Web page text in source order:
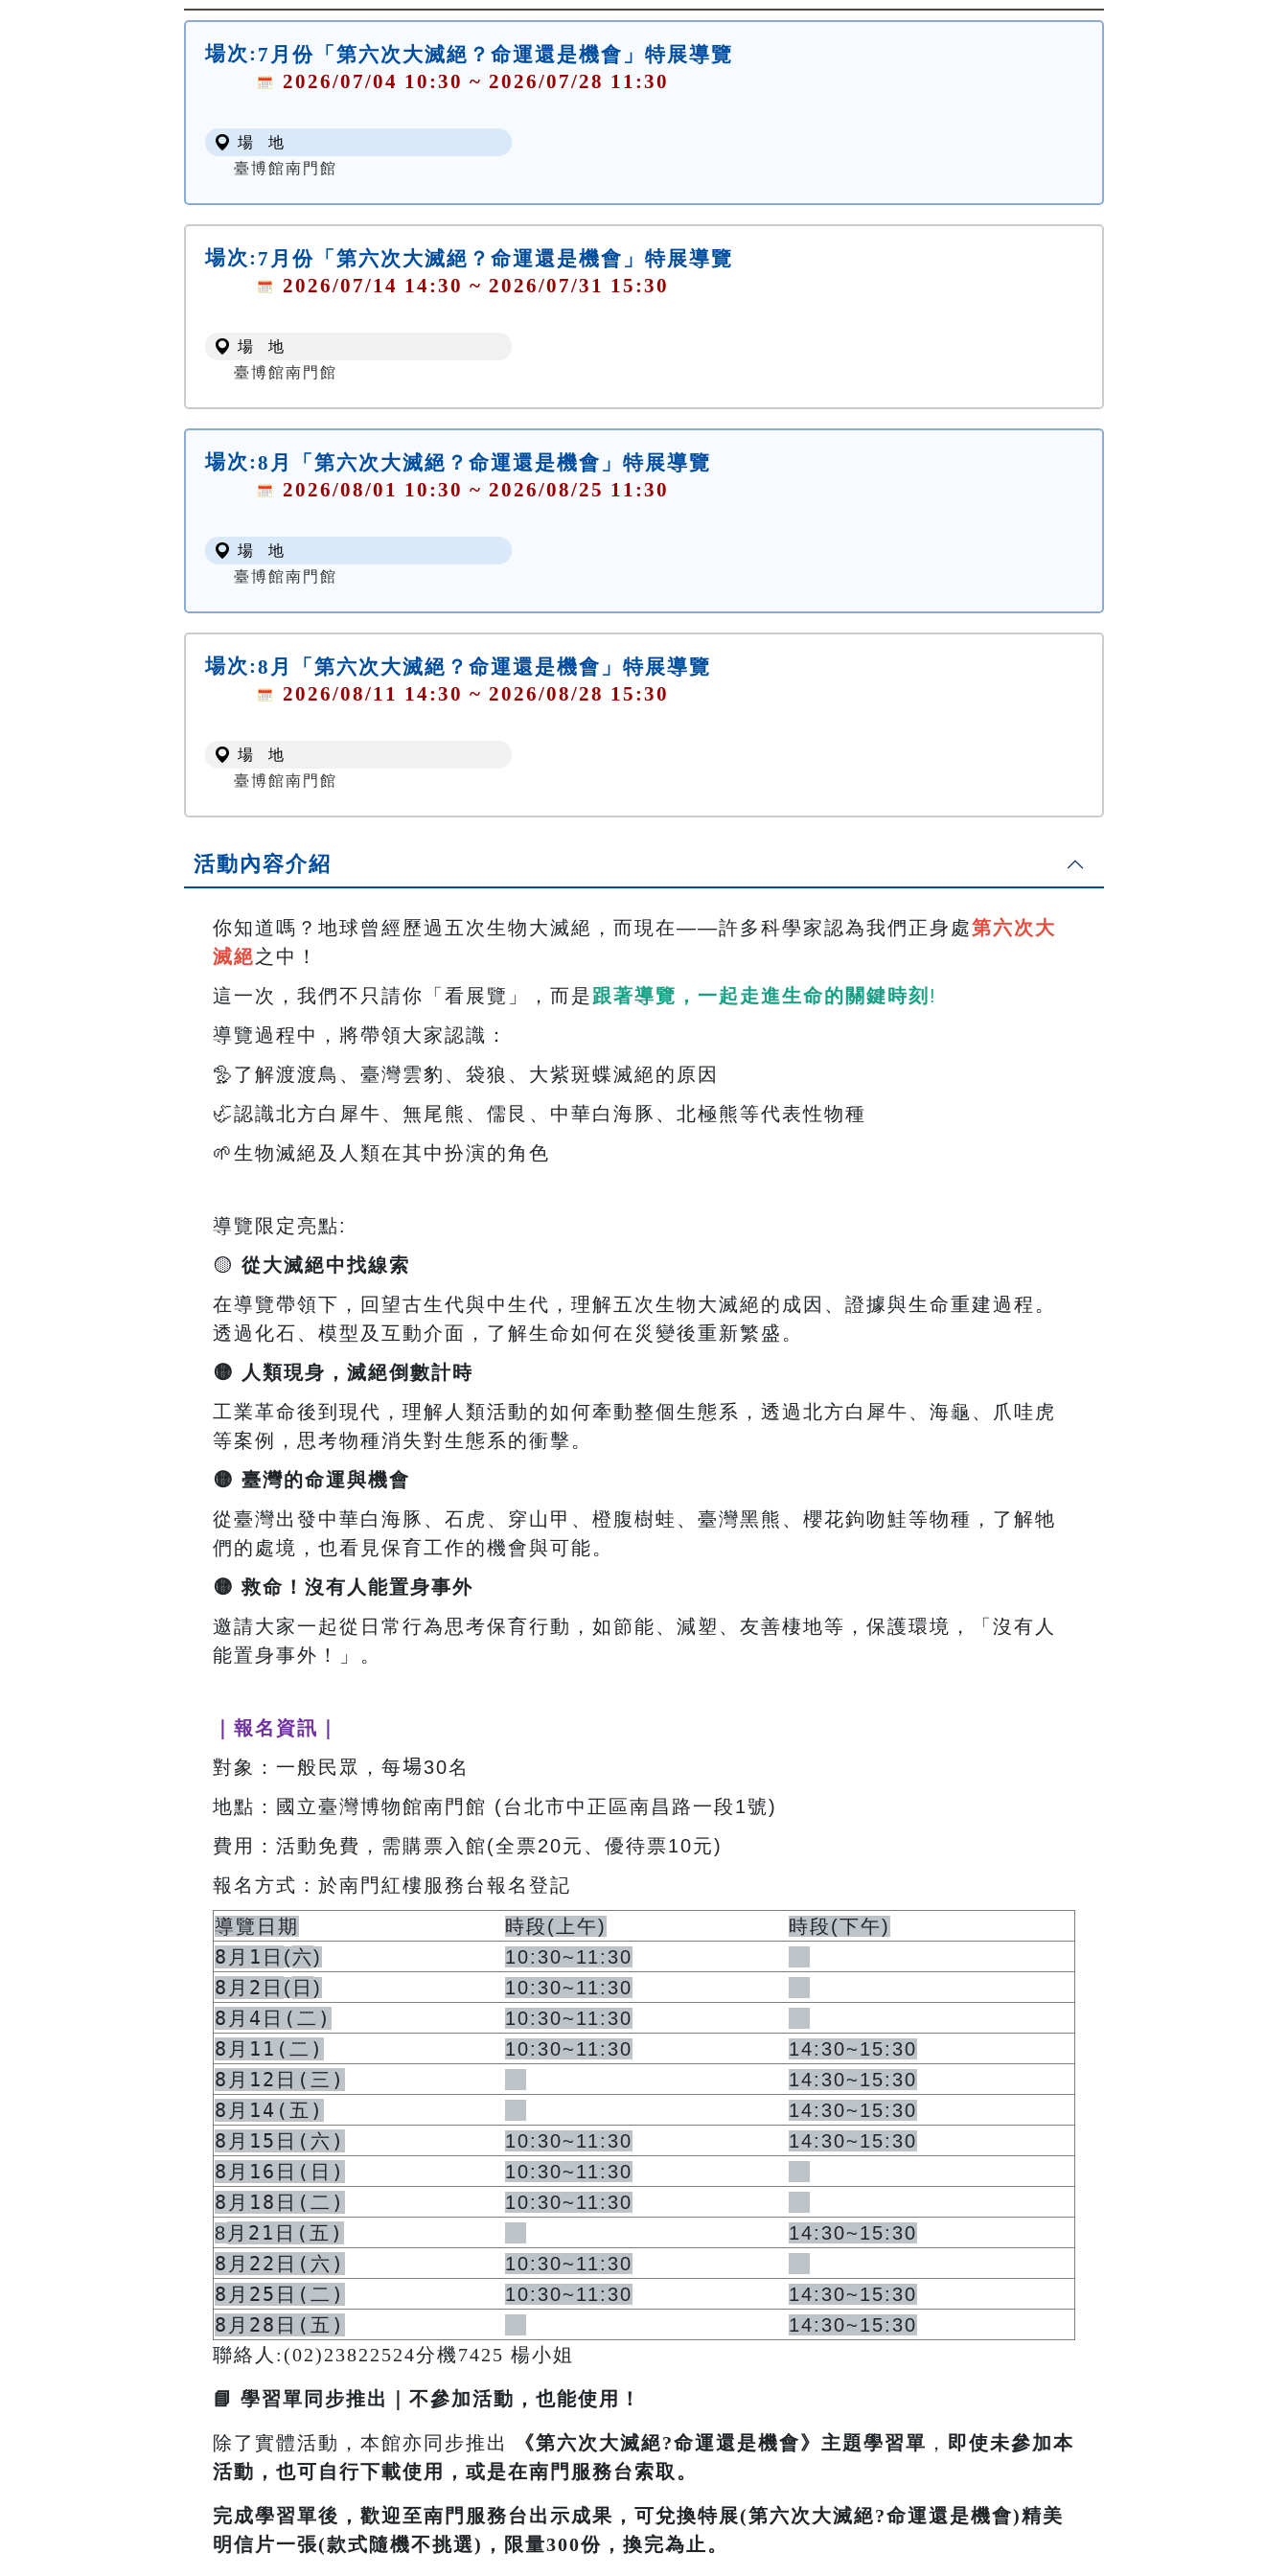
場次: 7月份「第六次大滅絕？命運還是機會」特展導覽
2026/07/04 10:30 ~ 2026/07/28 11:30
場 地
臺博館南門館
場次: 7月份「第六次大滅絕？命運還是機會」特展導覽
2026/07/14 14:30 ~ 2026/07/31 15:30
場 地
臺博館南門館
場次:8月「第六次大滅絕？命運還是機會」特展導覽
2026/08/01 10:30 ~ 2026/08/25 11:30
場 地
臺博館南門館
場次:8月「第六次大滅絕？命運還是機會」特展導覽
2026/08/11 14:30 ~ 2026/08/28 15:30
場 地
臺博館南門館
活動內容介紹
你知道嗎？地球曾經歷過五次生物大滅絕，而現在——許多科學家認為我們正身處第六次大
滅絕之中！
這一次，我們不只請你「看展覽」，而是跟著導覽，一起走進生命的關鍵時刻 !
導覽過程中，將帶領大家認識：
🦤了解渡渡鳥、臺灣雲豹、袋狼、大紫斑蝶滅絕的原因
🦏認識北方白犀牛、無尾熊、儒艮、中華白海豚、北極熊等代表性物種
🌱生物滅絕及人類在其中扮演的角色
導覽限定亮點:
🟡 從大滅絕中找線索
在導覽帶領下，回望古生代與中生代，理解五次生物大滅絕的成因、證據與生命重建過程。
透過化石、模型及互動介面，了解生命如何在災變後重新繁盛。
🟡 人類現身，滅絕倒數計時
工業革命後到現代，理解人類活動的如何牽動整個生態系，透過北方白犀牛、海龜、爪哇虎
等案例，思考物種消失對生態系的衝擊。
🟡 臺灣的命運與機會
從臺灣出發中華白海豚、石虎、穿山甲、橙腹樹蛙、臺灣黑熊、櫻花鉤吻鮭等物種，了解牠
們的處境，也看見保育工作的機會與可能。
🟡 救命！沒有人能置身事外
邀請大家一起從日常行為思考保育行動，如節能、減塑、友善棲地等，保護環境，「沒有人
能置身事外！」。
｜報名資訊｜
對象：一般民眾，每場30名
地點：國立臺灣博物館南門館 (台北市中正區南昌路一段1號)
費用：活動免費，需購票入館(全票20元、優待票10元)
報名方式：於南門紅樓服務台報名登記
導覽日期
時段( 上午) 時段(下午)
8月1日 (六) 10:30~11:30
8月2日 ( 日 ) 10:30~11:30
8月4日(二) 10:30~11:30
8月11(二) 10:30~11:30 14:30~15:30
8月12日(三) 14:30~15:30
8月14(五) 14:30~15:30
8月15日(六) 10:30~11:30 14:30~15:30
8月16日(日) 10:30~11:30
8月18日(二)
10:30~11:30
8 月21日(五) 14:30~15:30
8月22日(六) 10:30~11:30
8月25日(二) 10:30~11:30 14:30~15:30
8月28日(五)
14:30~15:30
聯絡人:(02)23822524分機7425 楊小姐
📘 學習單同步推出｜不參加活動，也能使用！
除了實體活動，本館亦同步推出 《第六次大滅絕?命運還是機會》主題學習單 ， 即使未參加本
活動，也可自行下載使用，或是在南門服務台索取。
完成學習單後，歡迎至南門服務台出示成果，可兌換特展(第六次大滅絕?命運還是機會)精美
明信片一張(款式隨機不挑選)，限量300份，換完為止。